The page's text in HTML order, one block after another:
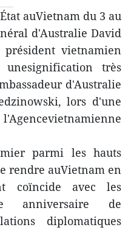
auVietnam du 3 au
d'Australie David
vietnamien
très
d'Australie
lors d'une
parmi les hauts
rendre auVietnam en
coïncide avec les
anniversaire de
diplomatiques